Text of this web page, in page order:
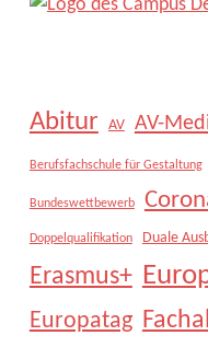
Abitur AV AV-
Berufsfachschule für Gestaltung
Bundeswettbewerb
Doppelqualifikation Duale
Erasmus+
Europatag